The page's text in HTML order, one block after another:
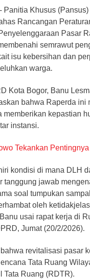
- Panitia Khusus
Rancangan
Pasar
semrawut
isu kebersihan dan
warga.
Kota Bogor, Banu
bahwa Raperda ini
memberikan kepastian
instansi.
Tekankan
kondisi di mana DLH
tanggung jawab
soal tumpukan
oleh
usai rapat kerja di
Jumat (20/2/2026).
revitalisasi pasar
Tata Ruang
Tata Ruang (RDTR).